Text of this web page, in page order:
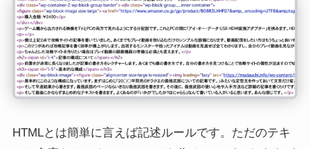
HTMLとは簡単に言えば記述ルールです。ただのテキ